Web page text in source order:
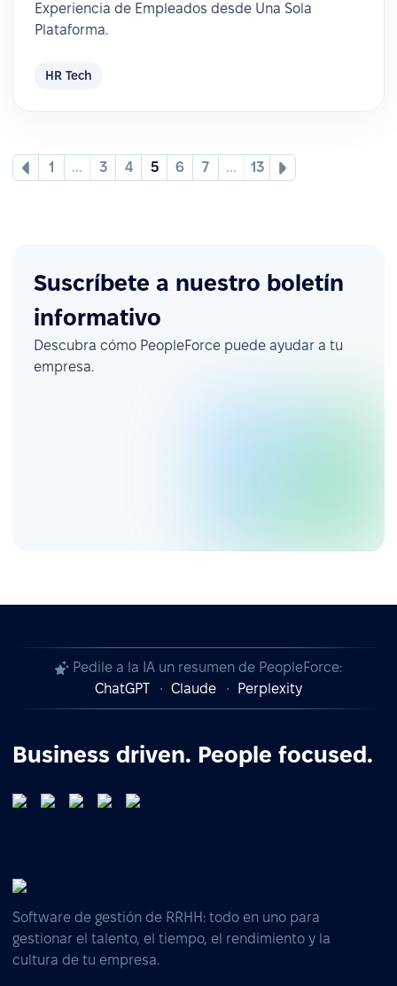
Experiencia de Empleados desde Una Sola
Plataforma.
HR Tech
1 ... 3 4 5 6 7 ... 13
Suscríbete a nuestro boletín
informativo
Descubra cómo PeopleForce puede ayudar a tu
empresa.
Pedile a la IA un resumen de PeopleForce:
ChatGPT
Claude Perplexity
Business driven. People focused.
Software de gestión de RRHH: todo en uno para
gestionar el talento, el tiempo, el rendimiento y la
cultura de tu empresa.